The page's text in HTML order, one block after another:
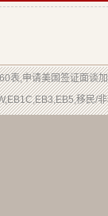
表,申请美国签证面谈
移民/